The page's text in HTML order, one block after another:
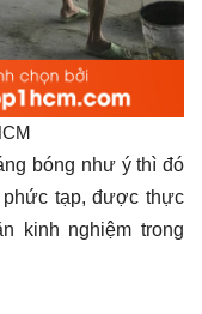
bóng như ý thì đó
phức tạp, được thực
kinh nghiệm trong